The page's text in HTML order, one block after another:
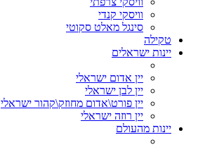
וויסקי קנדי
סינגל מאלט סקוטי
טקילה
יינות ישראלים
יין אדום ישראלי
יין לבן ישראלי
יין פורט\אדום מחוזק\קהור ישראלי
יין רוזה ישראלי
יינות מהעולם